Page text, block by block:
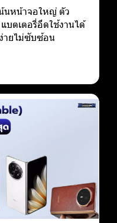
นหน้าจอใหญ่ ตัว
บตเตอรี่อึดใช้งานได้
ายไม่ซับซ้อน